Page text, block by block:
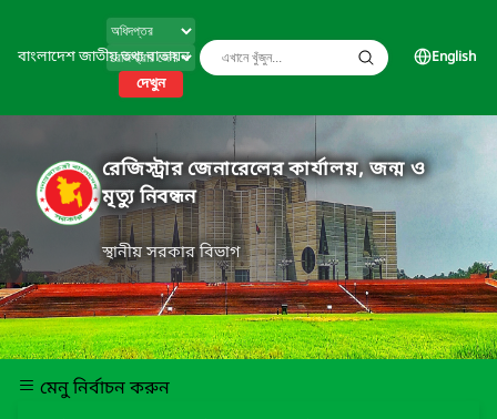
বাংলাদেশ জাতীয় তথ্য বাতায়ন
দেখুন
English
রেজিস্ট্রার জেনারেলের কার্যালয়, জন্ম ও
মৃত্যু নিবন্ধন
স্থানীয় সরকার বিভাগ
মেনু নির্বাচন করুন